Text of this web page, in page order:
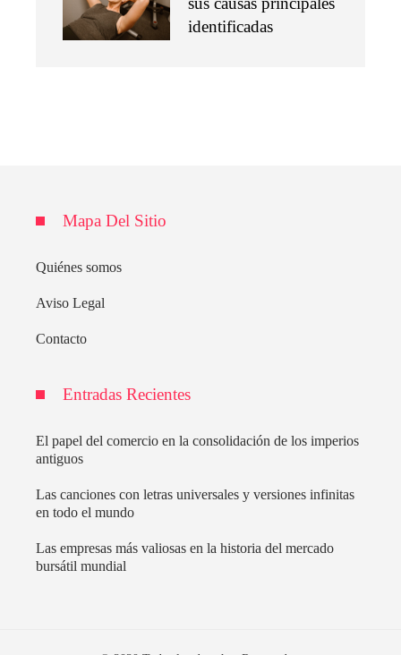
identificadas
Mapa Del Sitio
Quiénes somos
Aviso Legal
Contacto
Entradas Recientes
El papel del comercio en la consolidación de los imperios
antiguos
Las canciones con letras universales y versiones infinitas
en todo el mundo
Las empresas más valiosas en la historia del mercado
bursátil mundial